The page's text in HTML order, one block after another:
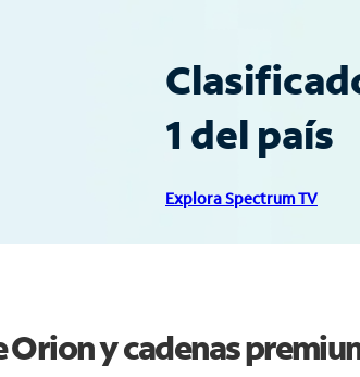
1 del país
Explora Spectrum TV
Orion y cadenas